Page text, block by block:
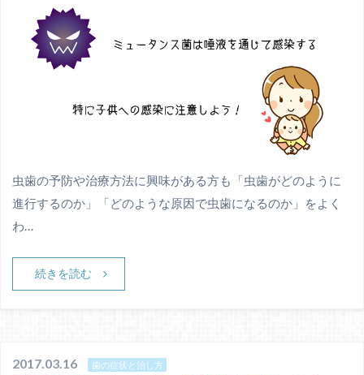
虫歯の予防や治療方法に興味がある方も「虫歯がどのように
進行するのか」「どのような原因で虫歯になるのか」をよく
わ…
続きを読む
2017.03.16 歯の症状と治し方